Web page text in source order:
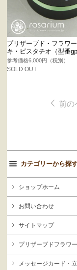
プリザーブド・フラワ
キ・ピスタチオ（型番
参考価格6,000円（税別）
SOLD OUT
前の
カテゴリーから探
ショップホーム
お問い合わせ
サイトマップ
プリザーブドフラワ
メッセージカード・